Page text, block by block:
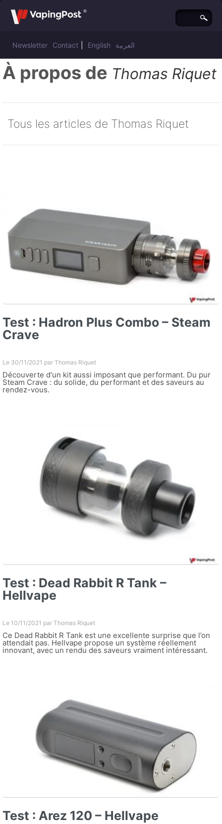
Newsletter Contact English العربية
À propos de Thomas Riquet
Tous les articles de Thomas Riquet
Test : Hadron Plus Combo – Steam
Crave
Le 30/11/2021 par Thomas Riquet
Découverte d'un kit aussi imposant que performant. Du pur
Steam Crave : du solide, du performant et des saveurs au
rendez-vous.
Test : Dead Rabbit R Tank –
Hellvape
Le 10/11/2021 par Thomas Riquet
Ce Dead Rabbit R Tank est une excellente surprise que l’on
attendait pas. Hellvape propose un système réellement
innovant, avec un rendu des saveurs vraiment intéressant.
Test : Arez 120 – Hellvape